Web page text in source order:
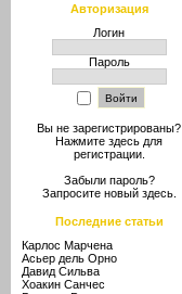
Авторизация
Логин
Пароль
Вы не зарегистрированы?
Нажмите здесь для
регистрации.
Забыли пароль?
Запросите новый здесь.
Последние статьи
Карлос Марчена
Асьер дель Орно
Давид Сильва
Хоакин Санчес